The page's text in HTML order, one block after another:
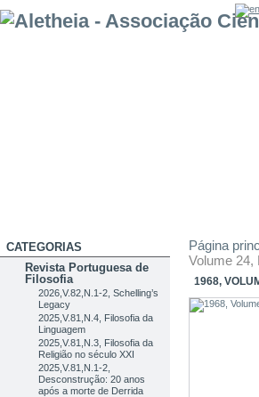
CATEGORIAS
Revista Portuguesa de
Filosofia
2026,V.82,N.1-2, Schelling’s
Legacy
2025,V.81,N.4, Filosofia da
Linguagem
2025,V.81,N.3, Filosofia da
Religião no século XXI
2025,V.81,N.1-2,
Desconstrução: 20 anos
após a morte de Derrida
Página
Volume 24,
1968,